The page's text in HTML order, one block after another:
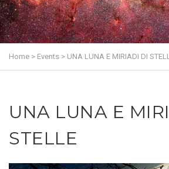
Home > Events > UNA LUNA E MIRIADI DI
UNA LUNA E
STELLE